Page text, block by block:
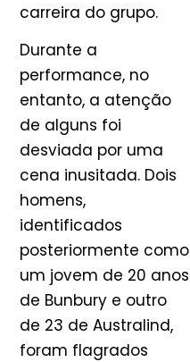
carreira do grupo.
Durante a
performance, no
entanto, a atenção
de alguns foi
desviada por uma
cena inusitada. Dois
homens,
identificados
posteriormente como
um jovem de 20 anos
de Bunbury e outro
de 23 de Australind,
foram flagrados